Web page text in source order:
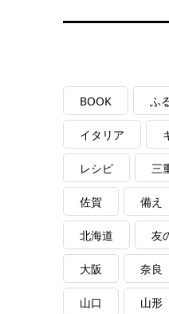
BOOK ふ
イタリア
レシピ 三
佐賀 備え
北海道 友
大阪 奈良
山口 山形